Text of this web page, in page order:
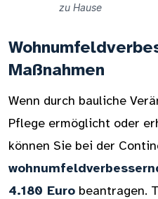
zu Hause
Maßnahmen
Wenn durch bauliche
Pflege ermöglicht oder
können Sie bei der
4.180 Euro beantragen.